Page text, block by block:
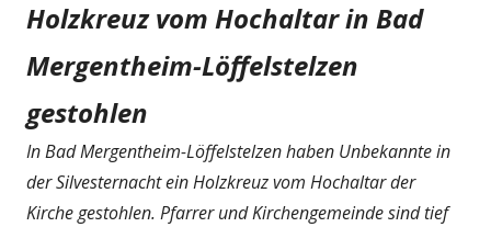
Holzkreuz vom Hochaltar in Bad
Mergentheim-Löffelstelzen
gestohlen
In Bad Mergentheim-Löffelstelzen haben Unbekannte in
der Silvesternacht ein Holzkreuz vom Hochaltar der
Kirche gestohlen. Pfarrer und Kirchengemeinde sind tief